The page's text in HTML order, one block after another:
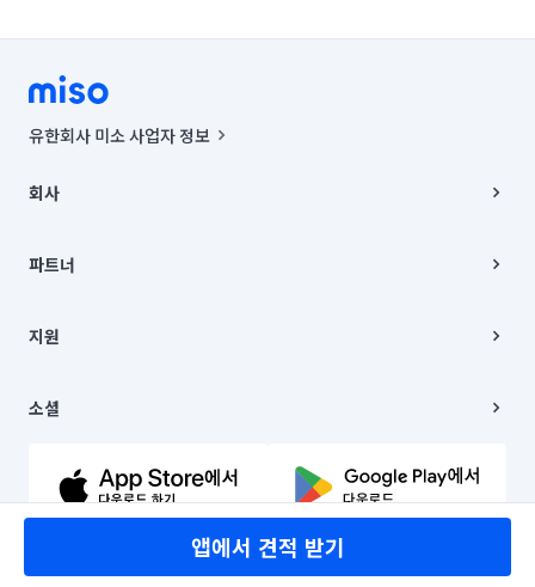
앱에서 견적 받기
유한회사 미소 사업자 정보
00019 |
주소 | 본사: 서울특별시 종로구 율곡로 6(중학동, 트윈트리빌딩) B동 5층
컨택센터 : 서울특별시 종로구 수송동 율곡로 24, 7층, 8층 미소
상품, 상품정보, 거래에 관한 의무와 책임은 거래당사자에게 있습니다.
언론 보도 관련 문의:
© 유한회사 미소. Miso, Inc. All Rights Reserved.
회사
채용
파트너
이사
지원
이용약관
문의하기
소셜
유튜브